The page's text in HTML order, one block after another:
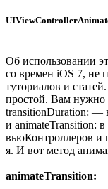
Об использовании
со времен iOS 7, не
туториалов и
простой. Вам нужно
transitionDuration: —
и animateTransition:
вьюКонтроллеров и
я. И вот метод
animateTransition: